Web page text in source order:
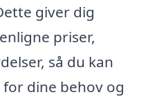
giver dig
priser,
så du kan
dine behov og